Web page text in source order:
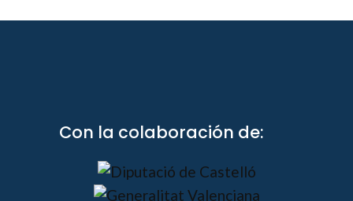
Con la colaboración de: